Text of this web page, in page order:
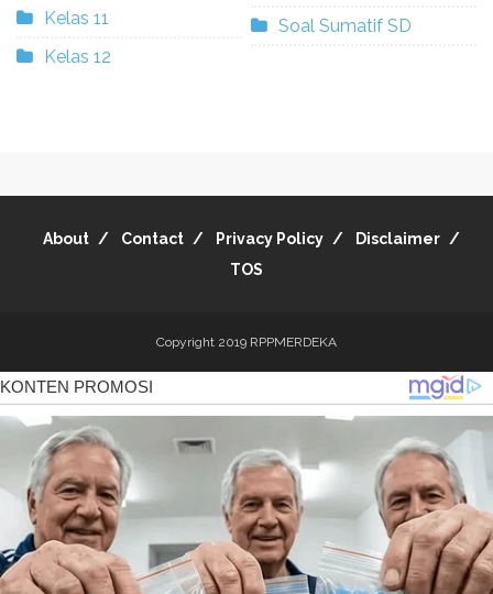
Kelas 11
Kelas 12
Soal Sumatif SD
About Contact Privacy Policy
Disclaimer
TOS
Copyright 2019 RPPMERDEKA